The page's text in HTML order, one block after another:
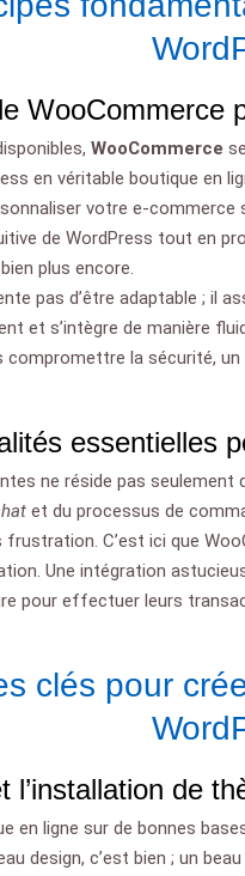
WooCommerce
en véritable boutique en
votre e-commerce
de WordPress tout en
plus encore.
pas d’être adaptable ; il
et s’intègre de manière
la sécurité,
essentielles
ne réside pas
et du processus de
C’est ici que
Une intégration
pour effectuer leurs
clés pour
l’installation de
en ligne sur de bonnes
design, c’est bien ; un